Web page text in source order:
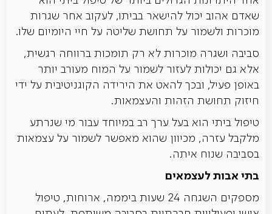
שאדם אהוב יכול להישאר בביתו, לעקוב אחר שגרות
מוכרות ולשמור על תחושת שליטה על חיי היומיום שלו.
סביבה ושגרה מוכרות לא רק תומכות ברווחה רגשית,
אלא גם יכולות לעזור לשמור על המוח מעורב יותר
באופן פעיל, ובכך להאט את הירידה הקוגניטיבית על ידי
חיזוק תחושת הזהות והעצמאות.
טיפול ביתי הוא בעל ערך רב במיוחד עבור מי שנרתע
מלקבל עזרה, מכיוון שהוא מאפשר לשמור על עצמאות
בסביבה שנוח איתה.
בתי אבות לעצמאים
מספקים השגחה 24 שעות ביממה, ארוחות, טיפול